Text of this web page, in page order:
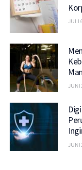
JULI
JUNI
JUNI